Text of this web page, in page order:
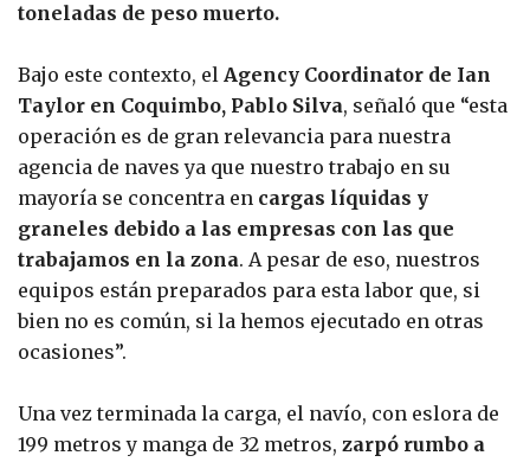
toneladas de peso muerto.
Bajo este contexto, el Agency Coordinator de Ian
Taylor en Coquimbo, Pablo Silva, señaló que “esta
operación es de gran relevancia para nuestra
agencia de naves ya que nuestro trabajo en su
mayoría se concentra en cargas líquidas y
graneles debido a las empresas con las que
trabajamos en la zona. A pesar de eso, nuestros
equipos están preparados para esta labor que, si
bien no es común, si la hemos ejecutado en otras
ocasiones”.
Una vez terminada la carga, el navío, con eslora de
199 metros y manga de 32 metros, zarpó rumbo a